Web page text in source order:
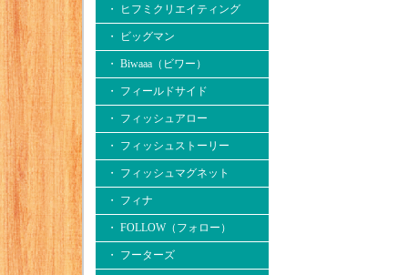
・ ヒフミクリエイティング
・ ビッグマン
・ Biwaaa（ビワー）
・ フィールドサイド
・ フィッシュアロー
・ フィッシュストーリー
・ フィッシュマグネット
・ フィナ
・ FOLLOW（フォロー）
・ フーターズ